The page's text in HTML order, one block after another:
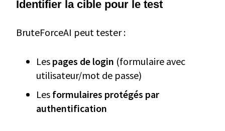
Identifier la cible pour le test
BruteForceAI peut tester :
Les pages de login (formulaire avec
utilisateur/mot de passe)
Les formulaires protégés par
authentification